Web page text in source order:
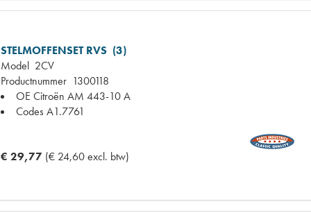
STELMOFFENSET RVS (3)
Model 2CV
Productnummer 1300118
OE Citroën AM 443-10 A
CodesA1.7761
€ 29,77 (€ 24,60 excl. btw)